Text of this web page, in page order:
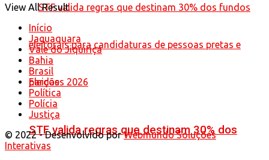
STF valida regras que destinam 30% dos
View All Result
Início
Jaguaquara
Vale do Jiquiriçá
Bahia
Brasil
Eleições 2026
Política
Polícia
Justiça
© 2022 - Desenvolvido porWebmundo Soluções
Interativas